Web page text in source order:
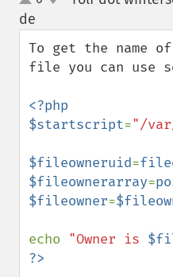
up
de
To get the name
file you can use
<?php
$startscript="/
$fileowneruid=
$fileownerarray=
$fileowner=
echo "Owner is